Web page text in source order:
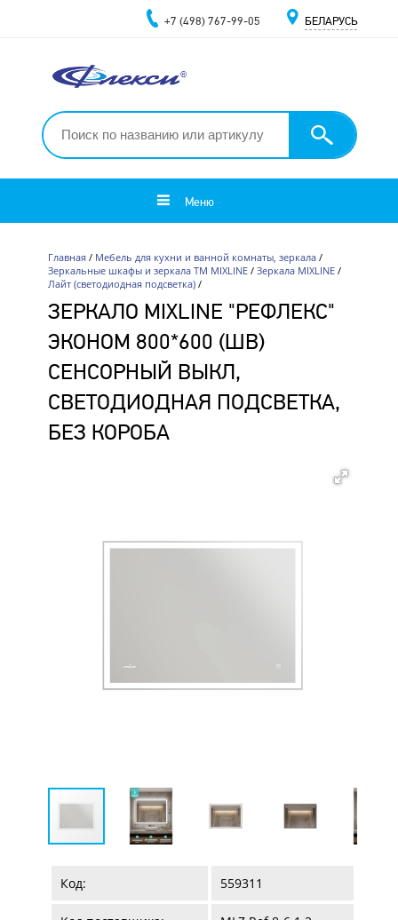
+7 (498) 767-99-05 БЕЛАРУСЬ
Меню
Главная/ Мебель для кухни и ванной комнаты, зеркала/
Зеркальные шкафы и зеркала ТМ MIXLINE/ Зеркала MIXLINE/
Лайт (светодиодная подсветка)/
ЗЕРКАЛО MIXLINE "РЕФЛЕКС"
ЭКОНОМ 800*600 (ШВ)
СЕНСОРНЫЙ ВЫКЛ,
СВЕТОДИОДНАЯ ПОДСВЕТКА,
БЕЗ КОРОБА
Код: 559311